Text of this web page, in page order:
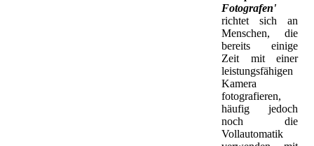
Fotografen'
richtet sich an
Menschen, die
bereits einige
Zeit mit einer
leistungsfähigen
Kamera
fotografieren,
häufig jedoch
noch die
Vollautomatik